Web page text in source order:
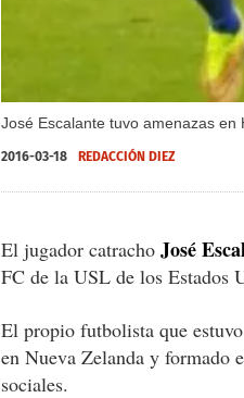
José Escalante tuvo amenazas en
2016-03-18 REDACCIÓN DIEZ
El jugador catracho José
FC de la USL de los Estados
El propio futbolista que
en Nueva Zelanda y formado
sociales.